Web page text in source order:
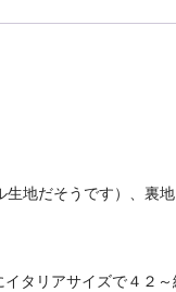
生地だそうです）、裏
タリアサイズで４２